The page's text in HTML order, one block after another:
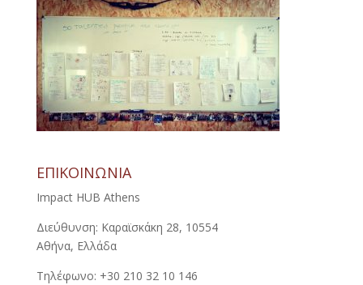
ΕΠΙΚΟΙΝΩΝΙΑ
Impact HUB Athens
Διεύθυνση: Καραϊσκάκη 28, 10554
Αθήνα, Ελλάδα
Τηλέφωνο: +30 210 32 10 146